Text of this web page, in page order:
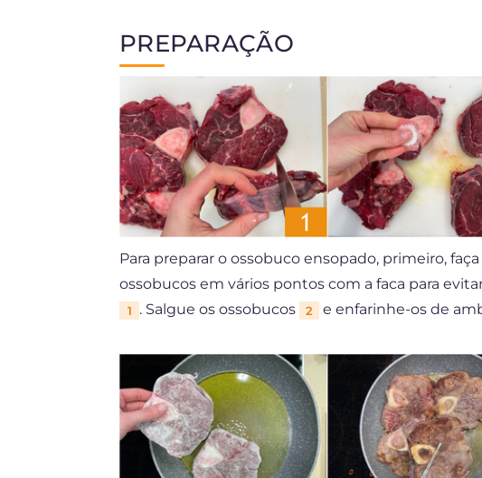
PREPARAÇÃO
Para preparar o ossobuco ensopado, primeiro,
ossobucos em vários pontos com a faca para
1 . Salgue os ossobucos 2 e enfarinhe-os de